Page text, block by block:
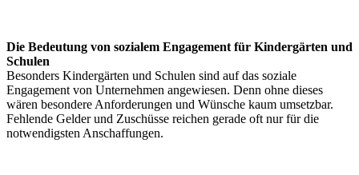
Die Bedeutung von sozialem Engagement für Kindergärten und
Schulen
Besonders Kindergärten und Schulen sind auf das soziale
Engagement von Unternehmen angewiesen. Denn ohne dieses
wären besondere Anforderungen und Wünsche kaum umsetzbar.
Fehlende Gelder und Zuschüsse reichen gerade oft nur für die
notwendigsten Anschaffungen.